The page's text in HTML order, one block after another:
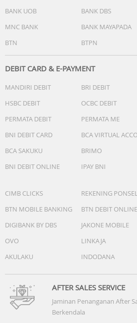
BANK UOB
BANK DBS
MNC BANK
BANK MAYAPADA
BTN
BTPN
DEBIT CARD & E-PAYMENT
MANDIRI DEBIT BRI DEBIT
HSBC DEBIT
OCBC DEBIT
PERMATA DEBIT
PERMATA ME
BNI DEBIT CARD
BCA VIRTUAL
BCA SAKUKU
BRIMO
BNI DEBIT ONLINE
IPAY BNI
CIMB CLICKS
REKENING
BTN MOBILE BANKING
BTN DEBIT ONLINE
DIGIBANK BY DBS
JAKONE MOBILE
OVO
LINKAJA
AKULAKU
INDODANA
AFTER SALES SERVICE
Jaminan Penanganan After
Berkendala